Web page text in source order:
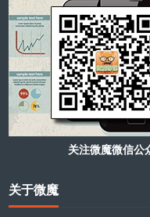
关注微魔微信公
关于微魔